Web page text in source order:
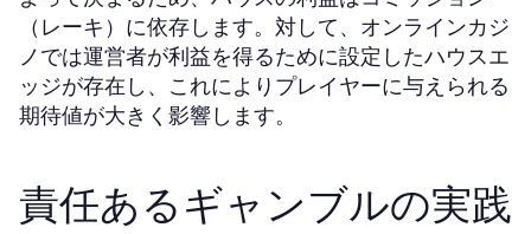
（レーキ）に依存します。対して、オンラインカジ
ノでは運営者が利益を得るために設定したハウスエ
ッジが存在し、これによりプレイヤーに与えられる
期待値が大きく影響します。
責任あるギャンブルの実践